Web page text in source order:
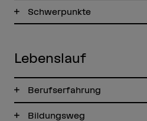
Schwerpunkte
Lebenslauf
Berufserfahrung
Bildungsweg